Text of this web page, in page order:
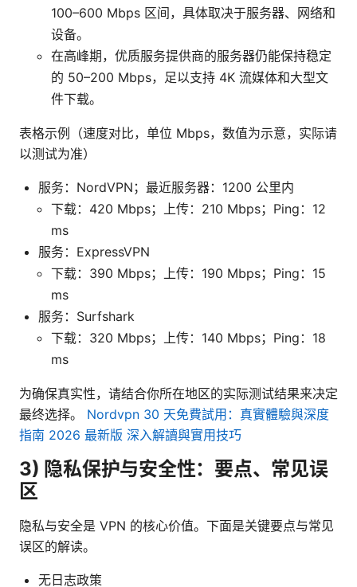
100–600 Mbps 区间，具体取决于服务器、网络和
设备。
在高峰期，优质服务提供商的服务器仍能保持稳定
的 50–200 Mbps，足以支持 4K 流媒体和大型文
件下载。
表格示例（速度对比，单位 Mbps，数值为示意，实际请
以测试为准）
服务：NordVPN；最近服务器：1200 公里内
下载：420 Mbps；上传：210 Mbps；Ping：12
ms
服务：ExpressVPN
下载：390 Mbps；上传：190 Mbps；Ping：15
ms
服务：Surfshark
下载：320 Mbps；上传：140 Mbps；Ping：18
ms
为确保真实性，请结合你所在地区的实际测试结果来决定
最终选择。 Nordvpn 30 天免費試用：真實體驗與深度
指南 2026 最新版 深入解讀與實用技巧
3) 隐私保护与安全性：要点、常见误
区
隐私与安全是 VPN 的核心价值。下面是关键要点与常见
误区的解读。
无日志政策